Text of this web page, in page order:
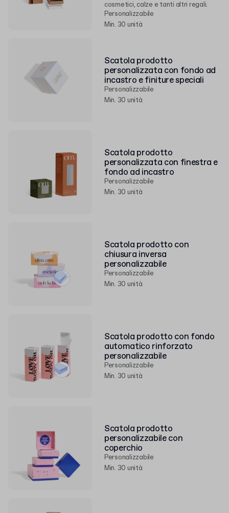
cosmetici, calze e tanti altri regali.
Personalizzabile
Min. 30 unità
Scatola prodotto
personalizzata con fondo ad
incastro e finiture speciali
Personalizzabile
Min. 30 unità
Scatola prodotto
personalizzata con finestra e
fondo ad incastro
Personalizzabile
Min. 30 unità
Scatola prodotto con
chiusura inversa
personalizzabile
Personalizzabile
Min. 30 unità
Scatola prodotto con fondo
automatico rinforzato
personalizzabile
Personalizzabile
Min. 30 unità
Scatola prodotto
personalizzabile con
coperchio
Personalizzabile
Min. 30 unità